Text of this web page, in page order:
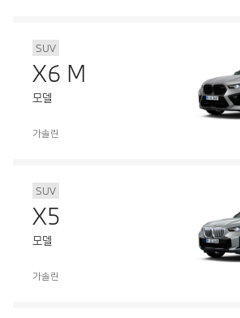
SUV
X6 M
모델
가솔린
SUV
X5
모델
가솔린